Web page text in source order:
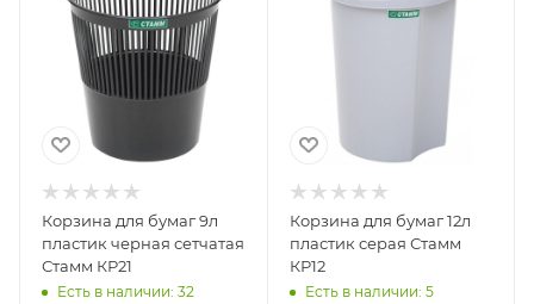
Корзина для бумаг 9л
пластик черная сетчатая
Стамм КР21
Есть в наличии: 32
Корзина для бумаг 12л
пластик серая Стамм
КР12
Есть в наличии: 5